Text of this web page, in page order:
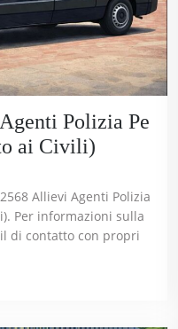
Polizia Pe
ai Civili)
Allievi Agenti Polizia
Per informazioni sulla
di contatto con propri